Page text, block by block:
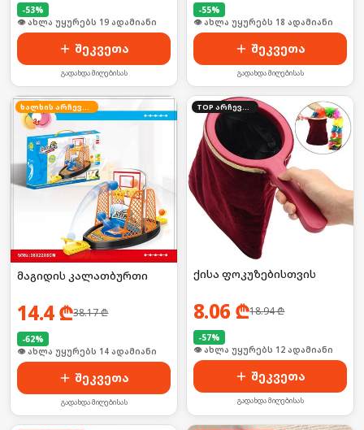
-53%
🛒 ბოლო 24სთ-ში იყიდა 27-მა
შეკვეთა
გადახდა მიღებისას
-55%
🛒 ბოლო 24სთ-ში იყიდა 29-მა
შეკვეთა
გადახდა მიღებისას
მაგიდის კალათბურთი
14.4₾38.17₾
-62%
🛒 ბოლო 24სთ-ში იყიდა 17-მა
შეკვეთა
გადახდა მიღებისას
ქისა ფოკუზებისთვის
8.06 ₾18.94₾
-57%
🛒 ბოლო 24სთ-ში იყიდა 14-მა
შეკვეთა
გადახდა მიღებისას